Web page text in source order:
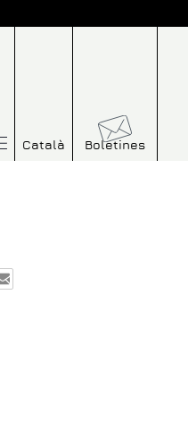
Català Boletines